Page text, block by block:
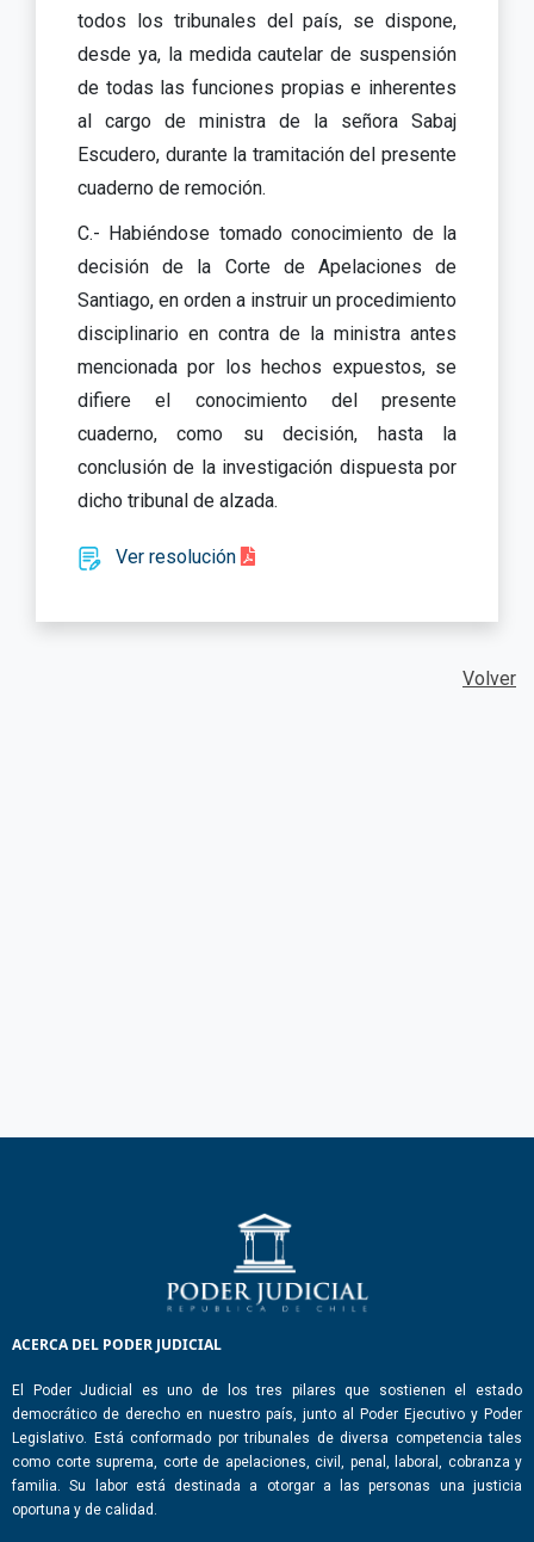
todos los tribunales del país, se dispone,
desde ya, la medida cautelar de suspensión
de todas las funciones propias e inherentes
al cargo de ministra de la señora Sabaj
Escudero, durante la tramitación del presente
cuaderno de remoción.
C.- Habiéndose tomado conocimiento de la
decisión de la Corte de Apelaciones de
Santiago, en orden a instruir un procedimiento
disciplinario en contra de la ministra antes
mencionada por los hechos expuestos, se
difiere el conocimiento del presente
cuaderno, como su decisión, hasta la
conclusión de la investigación dispuesta por
dicho tribunal de alzada.
Ver resolución
Volver
ACERCA DEL PODER JUDICIAL
El Poder Judicial es uno de los tres pilares que sostienen el estado
democrático de derecho en nuestro país, junto al Poder Ejecutivo y Poder
Legislativo. Está conformado por tribunales de diversa competencia tales
como corte suprema, corte de apelaciones, civil, penal, laboral, cobranza y
familia. Su labor está destinada a otorgar a las personas una justicia
oportuna y de calidad.